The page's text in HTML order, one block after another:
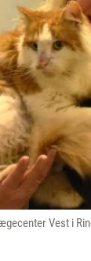
Vest i